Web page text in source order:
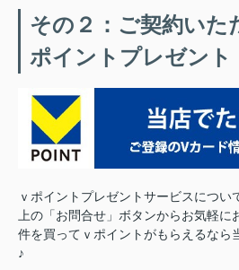
その２：ご契約いた
ポイントプレゼント
ｖポイントプレゼントサービスにつ
上の「お問合せ」ボタンからお気軽に
件を買ってｖポイントがもらえるなら
♪